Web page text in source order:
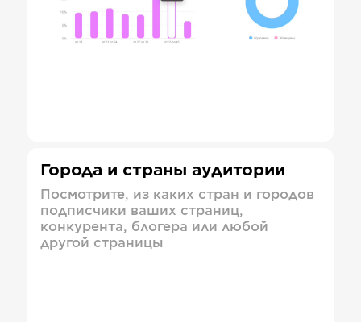
Города и страны аудитории
Посмотрите, из каких стран и городов
подписчики ваших страниц,
конкурента, блогера или любой
другой страницы